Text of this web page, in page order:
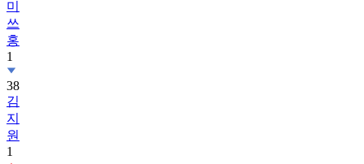
미
쓰
홍
1
38
김
지
원
1